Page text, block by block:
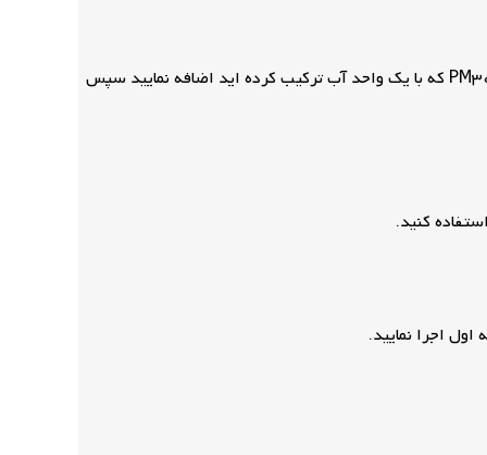
یک واحد سیمان و دو واحد پودر سنگ الک شده (سیلیس میکرونیزه) را بصورت جداگانه با هم ترکیب نموده و آن را به یک واحد محلول PM30 که با یک واحد آب ترکیب کرده اید اضافه نمایید سپس